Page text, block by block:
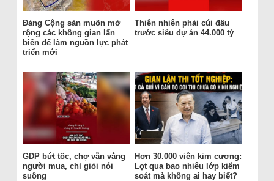
Đảng Cộng sản muốn mở
rộng các không gian lấn
biển để làm nguồn lực phát
triển mới
Thiên nhiên phải cúi đầu
trước siêu dự án 44.000 tỷ
GDP bứt tốc, chợ vẫn vắng
người mua, chỉ giỏi nói
suông
Hơn 30.000 viên kim cương:
Lọt qua bao nhiêu lớp kiểm
soát mà không ai hay biết?